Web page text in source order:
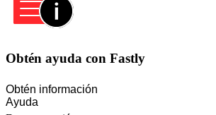
Obtén ayuda con Fastly
Obtén información
Ayuda